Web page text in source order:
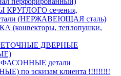
сечения,
(НЕРЖАВЕЮЩАЯ сталь)
теплопушки,
ДВЕРНЫЕ
детали
по эскизам клиента !!!!!!!!!